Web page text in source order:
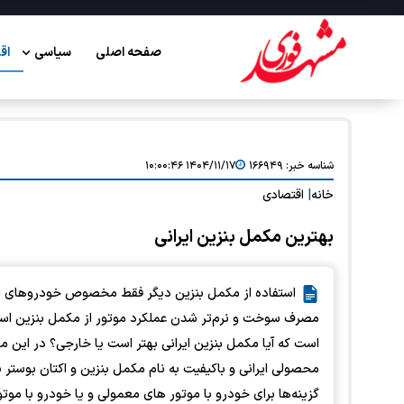
صفحه اصلی سیاسی
شناسه خبر: ۱۶۶۹۴۹ ۱۴۰۴/۱۱/۱۷ ۱۰:۰۰:۴۶
خانه اقتصادی
بهترین مکمل بنزین ایرانی
استفاده از مکمل بنزین دیگر فقط مخصوص خودروهای
مصرف سوخت و نرم‌تر شدن عملکرد موتور از مکمل‌ بنزین
است که آیا مکمل بنزین ایرانی بهتر است یا خارجی؟ در این
گزینه‌ها برای خودرو با موتور های معمولی و یا خودرو